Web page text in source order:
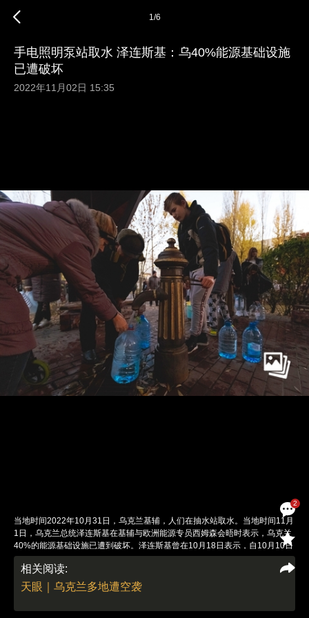
2
1/6
手电照明泵站取水 泽连斯基：乌40%能源基础设施
已遭破坏
2022年11月02日 15:35
当地时间2022年10月31日，乌克兰基辅，人们在抽水站取水。当地时间11月
1日，乌克兰总统泽连斯基在基辅与欧洲能源专员西姆森会晤时表示，乌克兰
40%的能源基础设施已遭到破坏。泽连斯基曾在10月18日表示，自10月10日
以来，乌克兰30%的能源设施受损。图：视觉中国
责任编辑：李泊静 | 版面编辑：李泊静
相关阅读:
天眼｜乌克兰多地遭空袭